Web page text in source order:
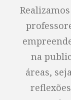
na
áreas,